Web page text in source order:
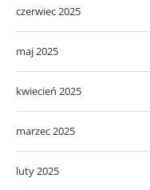
czerwiec 2025
maj 2025
kwiecień 2025
marzec 2025
luty 2025